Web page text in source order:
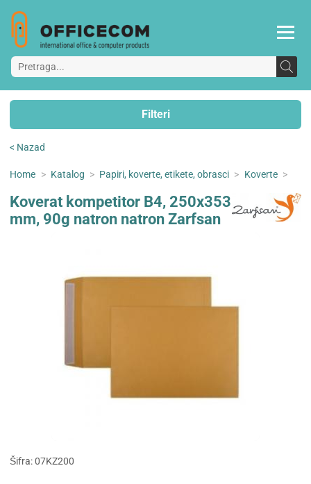
Filteri
< Nazad
Home > Katalog > Papiri, koverte, etikete, obrasci > Koverte >
Koverat kompetitor B4, 250x353
mm, 90g natron natron Zarfsan
Šifra: 07KZ200